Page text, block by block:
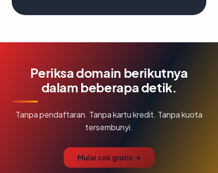
Periksa domain berikutnya
dalam beberapa detik.
Tanpa pendaftaran. Tanpa kartu kredit. Tanpa kuota
tersembunyi.
Mulai cek gratis →